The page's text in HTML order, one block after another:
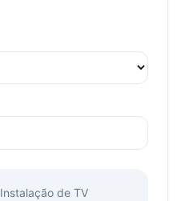
Instalação de TV